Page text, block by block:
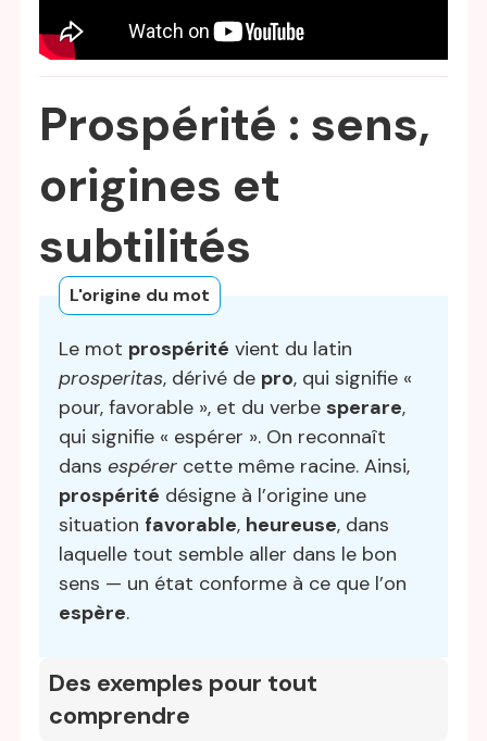
Prospérité : sens,
origines et
subtilités
L'origine du mot
Le mot prospérité vient du latin
prosperitas, dérivé de pro, qui signifie «
pour, favorable », et du verbe sperare,
qui signifie « espérer ». On reconnaît
dans espérer cette même racine. Ainsi,
prospérité désigne à l’origine une
situation favorable, heureuse, dans
laquelle tout semble aller dans le bon
sens — un état conforme à ce que l’on
espère.
Des exemples pour tout
comprendre